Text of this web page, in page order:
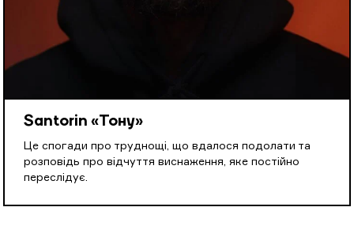
Santorin «Тону»
Це спогади про труднощі, що вдалося подолати та
розповідь про відчуття виснаження, яке постійно
переслідує.